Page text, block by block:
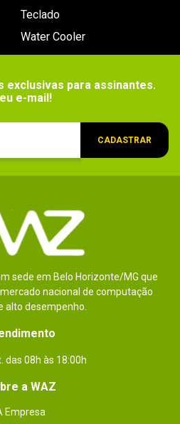
integrado
Slot Kensington Lock
falantes (2x 1.5W)
Teclado
Water Cooler
exclusivas para assinantes.
e-mail!
CADASTRAR
sede em Belo Horizonte/MG que
nacional de computação
alto desempenho.
das 08h às 18:00h
a WAZ
Empresa